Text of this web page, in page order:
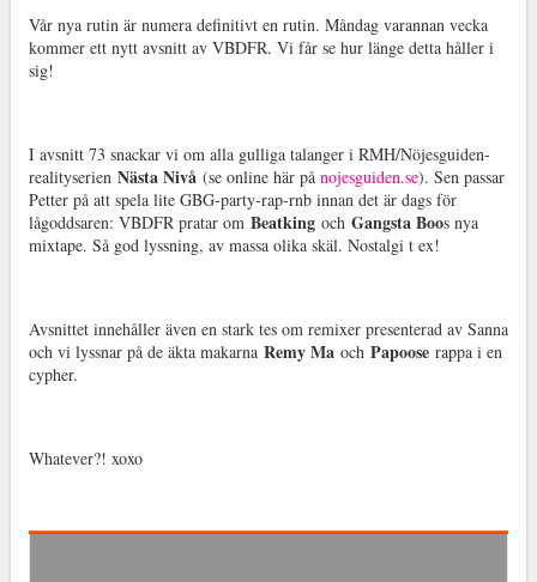
Vår nya rutin är numera definitivt en rutin. Måndag varannan vecka
kommer ett nytt avsnitt av VBDFR. Vi får se hur länge detta håller i
sig!
I avsnitt 73 snackar vi om alla gulliga talanger i RMH/Nöjesguiden-
realityserien Nästa Nivå (se online här på nojesguiden.se). Sen passar
Petter på att spela lite GBG-party-rap-rnb innan det är dags för
lågoddsaren: VBDFR pratar om Beatking och Gangsta Boos nya
mixtape. Så god lyssning, av massa olika skäl. Nostalgi t ex!
Avsnittet innehåller även en stark tes om remixer presenterad av Sanna
och vi lyssnar på de äkta makarna Remy Ma och Papoose rappa i en
cypher.
Whatever?! xoxo